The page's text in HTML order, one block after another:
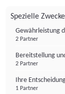
Spezielle Zwecke
Gewährleistung
2 Partner
Bereitstellung
2 Partner
Ihre
1 Partner